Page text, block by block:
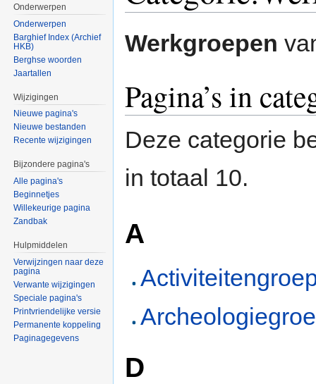
Werkgroepen
Pagina’s in
Deze categorie
in totaal 10.
A
D
Onderwerpen
Onderwerpen
Barghief Index (Archief
HKB)
Berghse woorden
Jaartallen
Wijzigingen
Nieuwe pagina's
Nieuwe bestanden
Recente wijzigingen
Bijzondere pagina's
Alle pagina's
Beginnetjes
Willekeurige pagina
Zandbak
Hulpmiddelen
Verwijzingen naar deze
pagina
Verwante wijzigingen
Speciale pagina's
Printvriendelijke versie
Permanente koppeling
Paginagegevens